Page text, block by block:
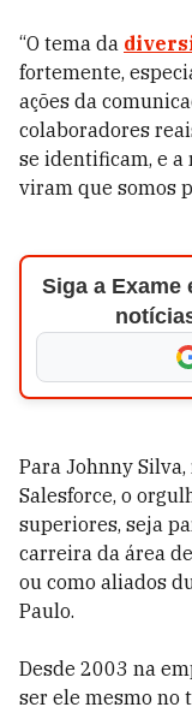
“O tema da
fortemente,
ações da
colaboradores
se identificam, e a
viram que somos
Siga a
Para Johnny
Salesforce, o
superiores, seja
carreira da área
ou como aliados
Paulo.
Desde 2003 na
ser ele mesmo no